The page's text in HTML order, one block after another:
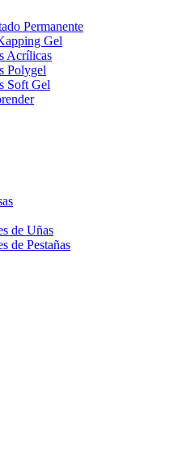
Permanente
Gel
Acrílicas
Polygel
Soft Gel
de Uñas
de Pestañas